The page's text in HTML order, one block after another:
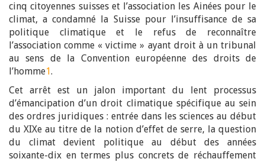
cinq citoyennes suisses et l’association les Ainées pour le
climat, a condamné la Suisse pour l’insuffisance de sa
politique climatique et le refus de reconnaître
l’association comme « victime » ayant droit à un tribunal
au sens de la Convention européenne des droits de
l’homme1 .
Cet arrêt est un jalon important du lent processus
d’émancipation d’un droit climatique spécifique au sein
des ordres juridiques : entrée dans les sciences au début
du XIXe au titre de la notion d’effet de serre, la question
du climat devient politique au début des années
soixante-dix en termes plus concrets de réchauffement